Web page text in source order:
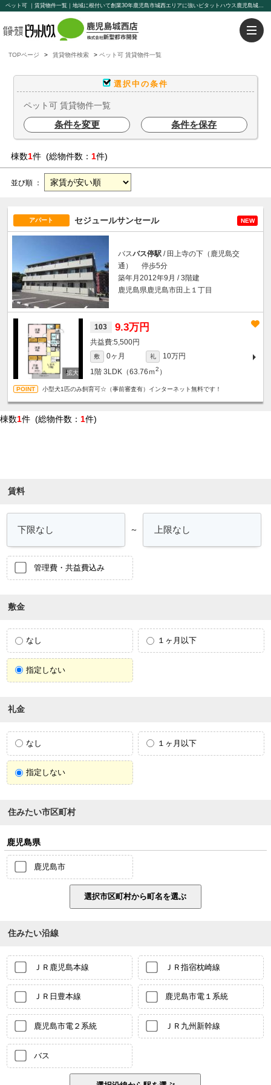
ペット可 ｜賃貸物件一覧｜地域に根付いて創業30年鹿児島市城西エリアに強いピタットハウス鹿児島城西店【新聖都市開発】豊富な物件を取り揃えております。賃貸管理もお任せください。
TOPページ 賃貸物件検索 ペット可 賃貸物件一覧
選択中の条件
ペット可 賃貸物件一覧
条件を変更 条件を保存
棟数1件 (総物件数： 1件)
並び順 ：
アパート セジュールサンセール NEW
バスバス停駅 / 田上寺の下（鹿児島交
通） 停歩5分
築年月2012年9月 / 3階建
鹿児島県鹿児島市田上１丁目
103 9.3万円
5,500円
敷 0ヶ月 礼
10万円
1階 3LDK（63.76ｍ2 ）
小型犬1匹のみ飼育可☆（事前審査有）インターネット無料です！
棟数1件 (総物件数： 1件)
賃料
～
管理費・共益費込み
敷金
なし １ヶ月以下
指定しない
礼金
なし １ヶ月以下
指定しない
住みたい市区町村
鹿児島県
鹿児島市
住みたい沿線
ＪＲ鹿児島本線 ＪＲ指宿枕崎線
ＪＲ日豊本線 鹿児島市電１系統
鹿児島市電２系統 ＪＲ九州新幹線
バス